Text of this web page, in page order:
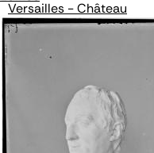
Versailles - Château